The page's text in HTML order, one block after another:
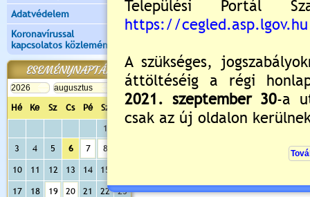
Adatvédelem
Koronavírussal
kapcsolatos közlemények
ESEMÉNYNAPTÁR
Hé Ke Sz Cs Pé Sz
Va
1
3
4 5 6 7 8
10 11 12 13 14 15
17 18 19 20 21 22
23